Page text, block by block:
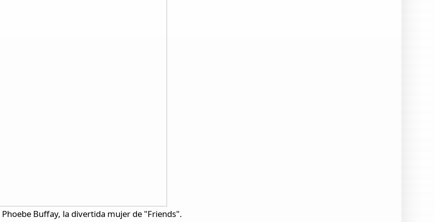
Buffay, la divertida mujer de "Friends".